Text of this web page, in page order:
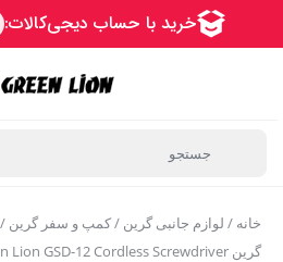
خانه / لوازم جانبی گرین /کمپ و سفر گرین
گرین Green Lion GSD-12 Cordless Screwdriver